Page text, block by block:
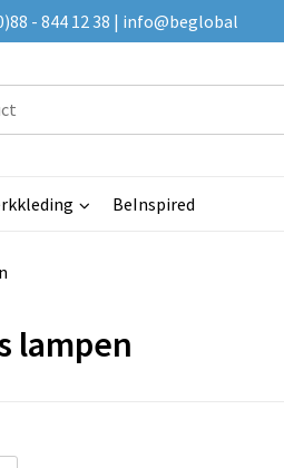
- 844 12 38 | info@beglobal
BeInspired
lampen